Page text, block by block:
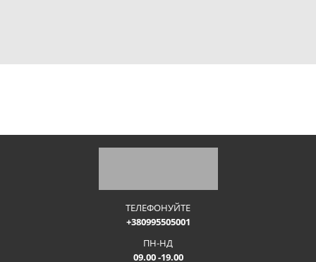
ТЕЛЕФОНУЙТЕ
+380995505001
ПН-НД
09.00 -19.00